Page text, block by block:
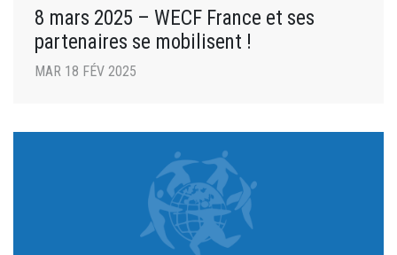
8 mars 2025 – WECF France et ses
partenaires se mobilisent !
MAR 18 FÉV 2025